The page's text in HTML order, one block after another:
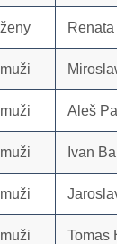
ženy Renata
muži
muži Aleš
muži Ivan
muži
muži Tomas